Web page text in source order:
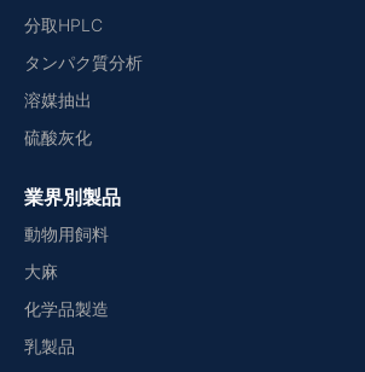
分取HPLC
タンパク質分析
溶媒抽出
硫酸灰化
業界別製品
動物用飼料
大麻
化学品製造
乳製品